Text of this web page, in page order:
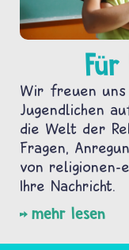
Wir freuen uns
Jugendlichen
die Welt der
Fragen,
von
Ihre Nachricht.
mehr lesen